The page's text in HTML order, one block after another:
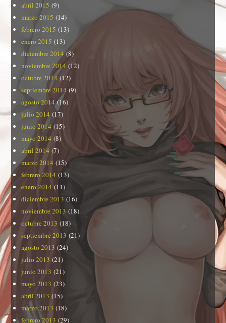
abril 2015 (9)
marzo 2015 (14)
febrero 2015 (13)
enero 2015 (13)
diciembre 2014(8)
noviembre 2014 (12)
octubre 2014(12)
septiembre 2014 (9)
agosto 2014(16)
julio 2014 (17)
junio 2014 (15)
mayo 2014 (8)
abril 2014 (7)
marzo 2014 (15)
febrero 2014 (13)
enero 2014 (11)
diciembre 2013 (16)
noviembre 2013 (18)
octubre 2013 (18)
septiembre 2013 (21)
agosto 2013 (24)
julio 2013 (21)
junio 2013 (21)
mayo 2013 (23)
abril 2013 (15)
marzo 2013 (18)
febrero 2013 (29)